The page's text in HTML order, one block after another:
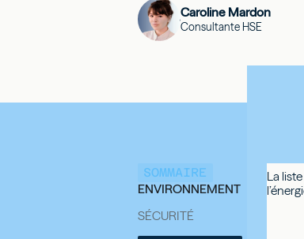
Caroline Mardon
Consultante HSE
SOMMAIRE
ENVIRONNEMENT
SÉCURITÉ
La